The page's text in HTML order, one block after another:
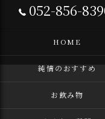
052-856-
HOME
純情のおすすめ
お飲み物